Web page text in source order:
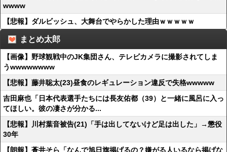
wwww
【悲報】ダルビッシュ、大舞台でやらかした理由ｗｗｗｗｗ
まとめ太郎
【画像】野球観戦中のJK集団さん、テレビカメラに撮影されてしま
うwwwwwwww
【悲報】藤井聡太(23)昼食のレギュレーション違反で失格wwwww
吉田麻也「日本代表選手たちには長友佑都（39）と一緒に風呂に入っ
てほしい。彼の凄さが分かる...
【悲報】川村葉音被告(21)「手は出してないけど足は出した」→懲役
30年
【朗報】蒼井そら「なんで旭日旗掲げるの？嫌がる人いるなら掲げな